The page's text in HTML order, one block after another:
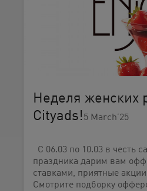
Неделя женских
Cityads! 5 March’25
С 06.03 по 10.03 в честь
праздника дарим вам
ставками, приятные
Смотрите подборку